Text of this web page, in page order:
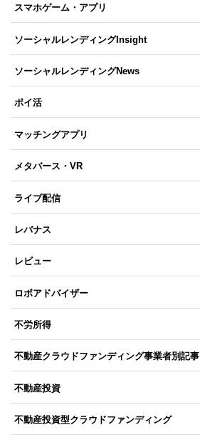
スマホゲーム・アプリ
ソーシャルレンディングInsight
ソーシャルレンディングNews
ポイ活
マッチングアプリ
メタバース・VR
ライブ配信
レバナス
レビュー
ロボアドバイザー
不労所得
不動産クラウドファンディング事業者別記事
不動産投資
不動産投資型クラウドファンディング